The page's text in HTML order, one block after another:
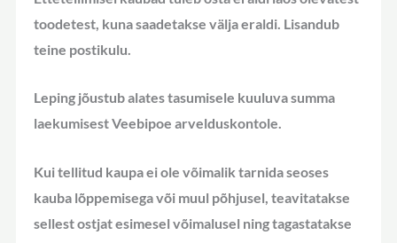
toodetest, kuna saadetakse välja eraldi. Lisandub
teine postikulu.
Leping jõustub alates tasumisele kuuluva summa
laekumisest Veebipoe arvelduskontole.
Kui tellitud kaupa ei ole võimalik tarnida seoses
kauba lõppemisega või muul põhjusel, teavitatakse
sellest ostjat esimesel võimalusel ning tagastatakse